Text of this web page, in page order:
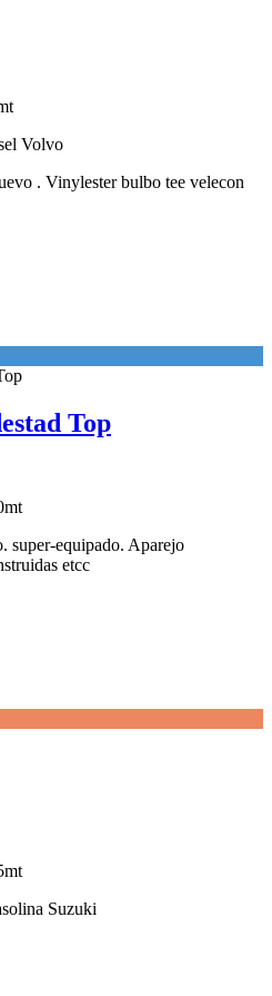
Volvo
. Vinylester bulbo tee velecon
Top
super-equipado. Aparejo
etcc
Suzuki